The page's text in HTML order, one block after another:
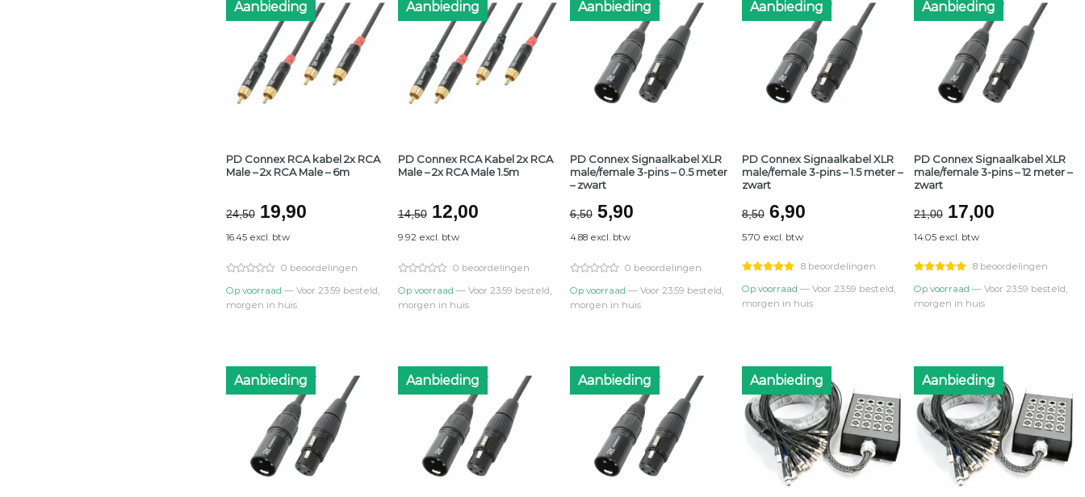
Aanbieding
PD Connex RCA kabel 2x RCA
Male – 2x RCA Male – 6m
24,50 Oorspronkelijke
prijs
was:
€24,50.
19,90Huidige
€19,90.
16.45 excl. btw
0 beoordelingen
Op voorraad — Voor 23:59 besteld,
morgen in huis
Aanbieding
PD Connex RCA Kabel 2x RCA
Male – 2x RCA Male 1.5m
14,50 Oorspronkelijke
prijs
was:
€14,50.
12,00Huidige
€12,00.
9.92 excl. btw
0 beoordelingen
Op voorraad — Voor 23:59 besteld,
morgen in huis
Aanbieding
PD Connex Signaalkabel XLR
male/female 3-pins – 0.5 meter
– zwart
6,50 Oorspronkelijke
prijs
was:
€6,50.
5,90Huidige
€5,90.
4.88 excl. btw
0 beoordelingen
Op voorraad — Voor 23:59 besteld,
morgen in huis
Aanbieding
PD Connex Signaalkabel XLR
male/female 3-pins – 1.5 meter –
zwart
8,50 Oorspronkelijke
prijs
was:
€8,50.
6,90Huidige
€6,90.
5.70 excl. btw
8 beoordelingen
Op voorraad — Voor 23:59 besteld,
morgen in huis
Aanbieding
PD Connex Signaalkabel XLR
male/female 3-pins – 12 meter –
zwart
21,00
prijs
was:
€21,00.
17,00Huidige
€17,00.
14.05 excl. btw
8 beoordelingen
Op voorraad — Voor 23:59 besteld,
morgen in huis
Aanbieding Aanbieding Aanbieding Aanbieding Aanbieding